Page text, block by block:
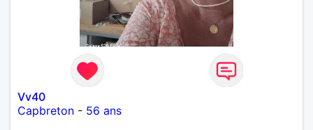
Vv40
Capbreton - 56 ans